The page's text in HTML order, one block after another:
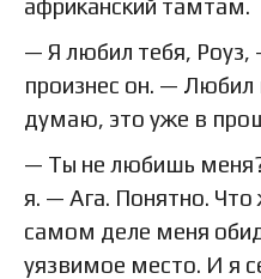
африканский тамтам.
— Я любил тебя, Роуз,
произнес он. —
думаю, это уже в
— Ты не любишь
я. — Ага. Понятно. Что
самом деле меня
уязвимое место. И я